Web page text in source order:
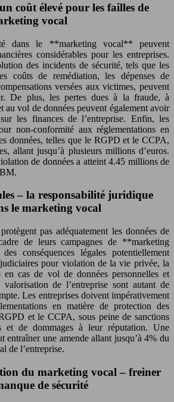
coût élevé pour les failles de
vocal
dans le **marketing vocal** peuvent
considérables pour les entreprises.
des incidents de sécurité, tels que les
coûts de remédiation, les dépenses de
versées aux victimes, peuvent
De plus, les pertes dues à la fraude, à
au vol de données peuvent également avoir
les finances de l’entreprise. Enfin, les
non-conformité aux réglementations en
données, telles que le RGPD et le CCPA,
allant jusqu’à plusieurs millions d’euros.
de données a atteint 4.45 millions de
– la responsabilité juridique
le marketing vocal
pas adéquatement les données de
de leurs campagnes de **marketing
conséquences légales potentiellement
pour violation de la vie privée, la
en cas de vol de données personnelles et
de l’entreprise sont autant de
Les entreprises doivent impérativement
en matière de protection des
et le CCPA, sous peine de sanctions
et de dommages à leur réputation. Une
une amende allant jusqu’à 4% du
de l’entreprise.
du marketing vocal – freiner
de sécurité